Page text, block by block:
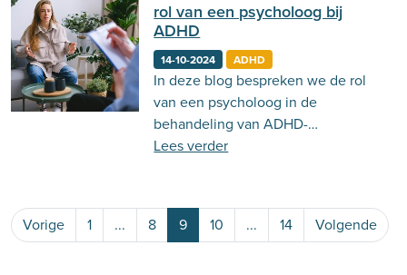
rol van een psycholoog bij
ADHD
14-10-2024 ADHD
In deze blog bespreken we de rol
van een psycholoog in de
behandeling van ADHD-
symptomen.
Lees verder
Vorige 1 ... 8 9 10 ... 14 Volgende